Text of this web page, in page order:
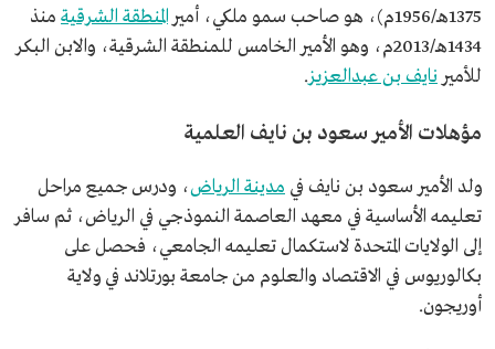
الاسم
الأمير سعود بن نايف بن عبدالعزيز.
تاريخ الميلاد
1956م.
مكان الميلاد
مدينة الرياض.
المنصب الحالي
1375هـ/1956م)، هو صاحب سمو ملكي، أمير
المنطقة الشرقية منذ
1434هـ/2013م، وهو الأمير الخامس للمنطقة الشرقية، والابن البكر
للأمير نايف بن عبدالعزيز.
مؤهلات الأمير سعود بن نايف العلمية
ولد الأمير سعود بن نايف في مدينة الرياض، ودرس جميع مراحل
تعليمه الأساسية في معهد العاصمة النموذجي في الرياض، ثم سافر
إلى الولايات المتحدة لاستكمال تعليمه الجامعي، فحصل على
بكالوريوس في الاقتصاد والعلوم من جامعة بورتلاند في ولاية
أوريجون.